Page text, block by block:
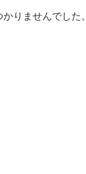
りませんでした。